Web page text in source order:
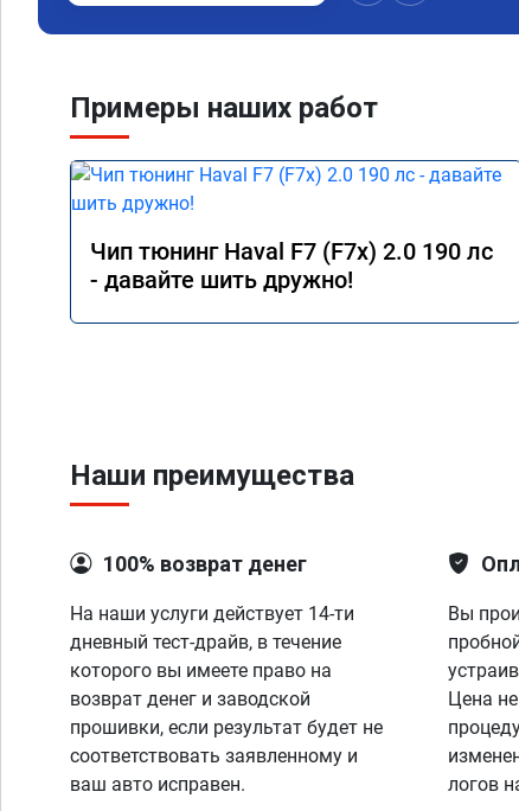
Примеры наших работ
Чип тюнинг Haval F7 (F7x) 2.0 190 лс
- давайте шить дружно!
Наши преимущества
100% возврат денег
На наши услуги действует 14-ти
дневный тест-драйв, в течение
которого вы имеете право на
возврат денег и заводской
прошивки, если результат будет не
соответствовать заявленному и
ваш авто исправен.
Вы
Цена
логов